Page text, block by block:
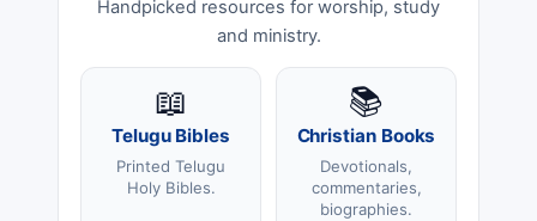
Handpicked resources for worship, study
and ministry.
📖
Telugu Bibles
Printed Telugu
Holy Bibles.
📚
Christian Books
Devotionals,
commentaries,
biographies.